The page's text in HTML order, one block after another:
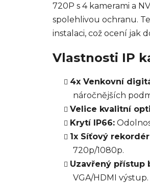
720P s 4 kamerami a
spolehlivou ochranu.
instalaci, což ocení jak
Vlastnosti IP
4x Venkovní
náročnějších
Velice kvalitní
Krytí IP66:
1x Síťový rekordér
720p/1080p.
Uzavřený přístup
VGA/HDMI výstup.